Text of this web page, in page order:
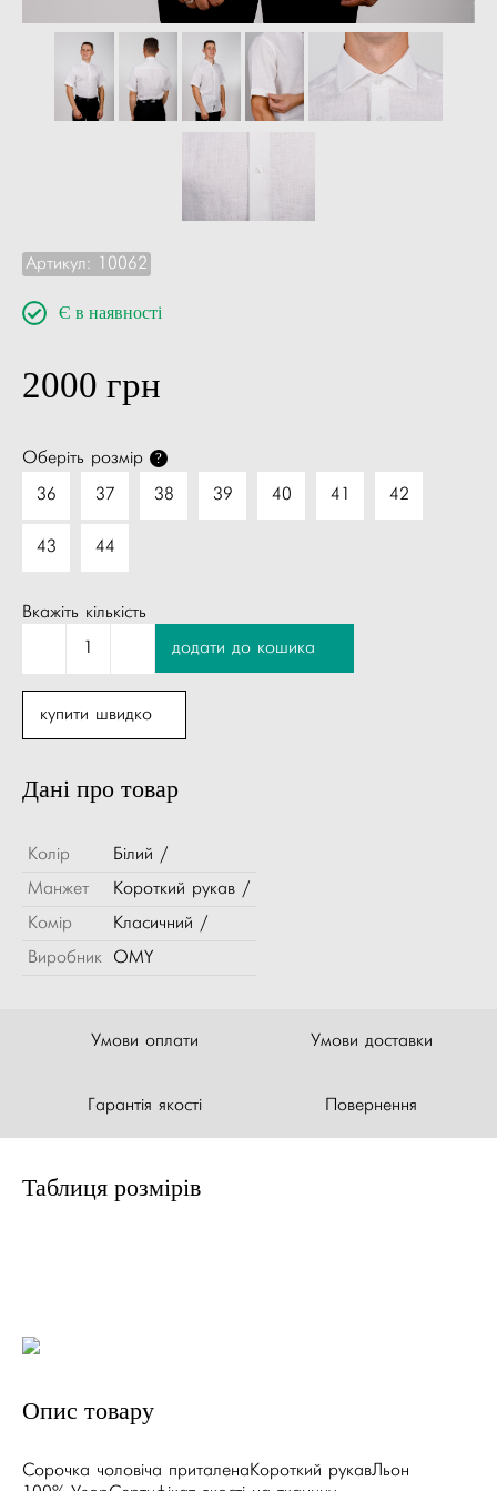
Артикул: 10062
Є в наявності
2000 грн
Оберіть розмір ?
36 37 38 39 40 41 42
43 44
Вкажіть кількість
додати до кошика
купити швидко
Дані про товар
Колір
Білий /
Манжет
Короткий рукав /
Комір
Класичний /
Виробник
OMY
Умови оплати Умови доставки
Гарантія якості Повернення
Таблиця розмірів
Опис товару
Сорочка чоловіча приталенаКороткий рукавЛьон